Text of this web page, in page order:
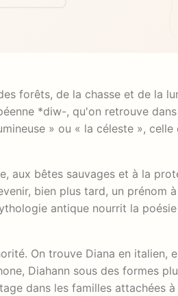
forêts, de la chasse et de la
*diw-, qu'on retrouve
» ou « la céleste », celle
aux bêtes sauvages et à la
bien plus tard, un prénom
antique nourrit la
On trouve Diana en italien,
Diahann sous des formes
dans les familles attachées à